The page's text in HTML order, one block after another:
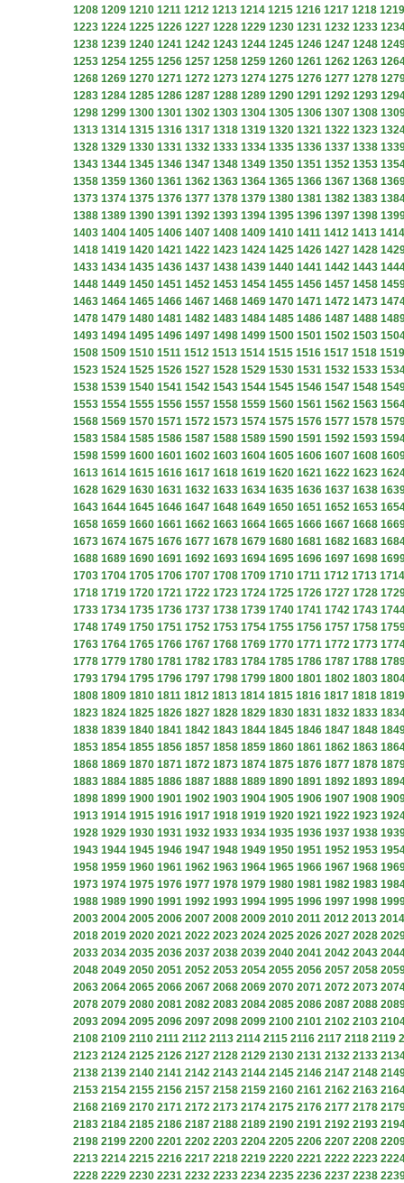
1208 1209 1210 1211 1212 1213 1214 1215 1216 1217 1218 1219
1223 1224 1225 1226 1227 1228 1229 1230 1231 1232 1233
1238 1239 1240 1241 1242 1243 1244 1245 1246 1247 1248
1253 1254 1255 1256 1257 1258 1259 1260 1261 1262 1263
1268 1269 1270 1271 1272 1273 1274 1275 1276 1277 1278
1283 1284 1285 1286 1287 1288 1289 1290 1291 1292 1293
1298 1299 1300 1301 1302 1303 1304 1305 1306 1307 1308
1313 1314 1315 1316 1317 1318 1319 1320 1321 1322 1323
1328 1329 1330 1331 1332 1333 1334 1335 1336 1337 1338
1343 1344 1345 1346 1347 1348 1349 1350 1351 1352 1353
1358 1359 1360 1361 1362 1363 1364 1365 1366 1367 1368
1373 1374 1375 1376 1377 1378 1379 1380 1381 1382 1383
1388 1389 1390 1391 1392 1393 1394 1395 1396 1397 1398
1403 1404 1405 1406 1407 1408 1409 1410 1411 1412 1413 1414
1418 1419 1420 1421 1422 1423 1424 1425 1426 1427 1428
1433 1434 1435 1436 1437 1438 1439 1440 1441 1442 1443
1448 1449 1450 1451 1452 1453 1454 1455 1456 1457 1458
1463 1464 1465 1466 1467 1468 1469 1470 1471 1472 1473
1478 1479 1480 1481 1482 1483 1484 1485 1486 1487 1488
1493 1494 1495 1496 1497 1498 1499 1500 1501 1502 1503
1508 1509 1510 1511 1512 1513 1514 1515 1516 1517 1518 1519
1523 1524 1525 1526 1527 1528 1529 1530 1531 1532 1533
1538 1539 1540 1541 1542 1543 1544 1545 1546 1547 1548
1553 1554 1555 1556 1557 1558 1559 1560 1561 1562 1563
1568 1569 1570 1571 1572 1573 1574 1575 1576 1577 1578
1583 1584 1585 1586 1587 1588 1589 1590 1591 1592 1593
1598 1599 1600 1601 1602 1603 1604 1605 1606 1607 1608
1613 1614 1615 1616 1617 1618 1619 1620 1621 1622 1623
1628 1629 1630 1631 1632 1633 1634 1635 1636 1637 1638
1643 1644 1645 1646 1647 1648 1649 1650 1651 1652 1653
1658 1659 1660 1661 1662 1663 1664 1665 1666 1667 1668
1673 1674 1675 1676 1677 1678 1679 1680 1681 1682 1683
1688 1689 1690 1691 1692 1693 1694 1695 1696 1697 1698
1703 1704 1705 1706 1707 1708 1709 1710 1711 1712 1713 1714
1718 1719 1720 1721 1722 1723 1724 1725 1726 1727 1728
1733 1734 1735 1736 1737 1738 1739 1740 1741 1742 1743
1748 1749 1750 1751 1752 1753 1754 1755 1756 1757 1758
1763 1764 1765 1766 1767 1768 1769 1770 1771 1772 1773
1778 1779 1780 1781 1782 1783 1784 1785 1786 1787 1788
1793 1794 1795 1796 1797 1798 1799 1800 1801 1802 1803
1808 1809 1810 1811 1812 1813 1814 1815 1816 1817 1818 1819
1823 1824 1825 1826 1827 1828 1829 1830 1831 1832 1833
1838 1839 1840 1841 1842 1843 1844 1845 1846 1847 1848
1853 1854 1855 1856 1857 1858 1859 1860 1861 1862 1863
1868 1869 1870 1871 1872 1873 1874 1875 1876 1877 1878
1883 1884 1885 1886 1887 1888 1889 1890 1891 1892 1893
1898 1899 1900 1901 1902 1903 1904 1905 1906 1907 1908
1913 1914 1915 1916 1917 1918 1919 1920 1921 1922 1923
1928 1929 1930 1931 1932 1933 1934 1935 1936 1937 1938
1943 1944 1945 1946 1947 1948 1949 1950 1951 1952 1953
1958 1959 1960 1961 1962 1963 1964 1965 1966 1967 1968
1973 1974 1975 1976 1977 1978 1979 1980 1981 1982 1983
1988 1989 1990 1991 1992 1993 1994 1995 1996 1997 1998
2003 2004 2005 2006 2007 2008 2009 2010 2011 2012 2013 2014
2018 2019 2020 2021 2022 2023 2024 2025 2026 2027 2028
2033 2034 2035 2036 2037 2038 2039 2040 2041 2042 2043
2048 2049 2050 2051 2052 2053 2054 2055 2056 2057 2058
2063 2064 2065 2066 2067 2068 2069 2070 2071 2072 2073
2078 2079 2080 2081 2082 2083 2084 2085 2086 2087 2088
2093 2094 2095 2096 2097 2098 2099 2100 2101 2102 2103
2108 2109 2110 2111 2112 2113 2114 2115 2116 2117 2118 2119
2123 2124 2125 2126 2127 2128 2129 2130 2131 2132 2133
2138 2139 2140 2141 2142 2143 2144 2145 2146 2147 2148
2153 2154 2155 2156 2157 2158 2159 2160 2161 2162 2163
2168 2169 2170 2171 2172 2173 2174 2175 2176 2177 2178
2183 2184 2185 2186 2187 2188 2189 2190 2191 2192 2193
2198 2199 2200 2201 2202 2203 2204 2205 2206 2207 2208
2213 2214 2215 2216 2217 2218 2219 2220 2221 2222 2223
2228 2229 2230 2231 2232 2233 2234 2235 2236 2237 2238